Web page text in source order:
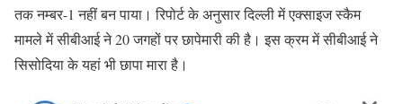
तक नम्बर-1 नहीं बन पाया। रिपोर्ट के अनुसार दिल्ली में एक्साइज स्कैम
मामले में सीबीआई ने 20 जगहों पर छापेमारी की है। इस क्रम में सीबीआई ने
सिसोदिया के यहां भी छापा मारा है।